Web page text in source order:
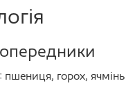
пшениця, горох, ячмінь